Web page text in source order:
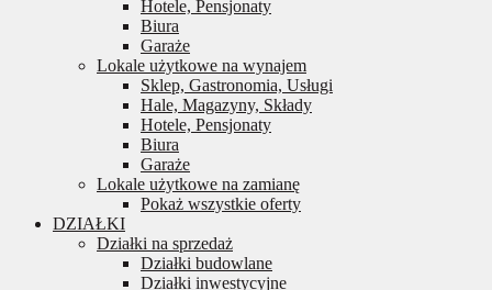
Hotele, Pensjonaty
Biura
Garaże
Lokale użytkowe na wynajem
Sklep, Gastronomia, Usługi
Hale, Magazyny, Składy
Hotele, Pensjonaty
Biura
Garaże
Lokale użytkowe na zamianę
Pokaż wszystkie oferty
DZIAŁKI
Działki na sprzedaż
Działki budowlane
Działki inwestycyjne